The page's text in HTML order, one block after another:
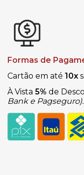
Formas de
Cartão em até 10x
À Vista 5% de
Bank e Pagseguro).